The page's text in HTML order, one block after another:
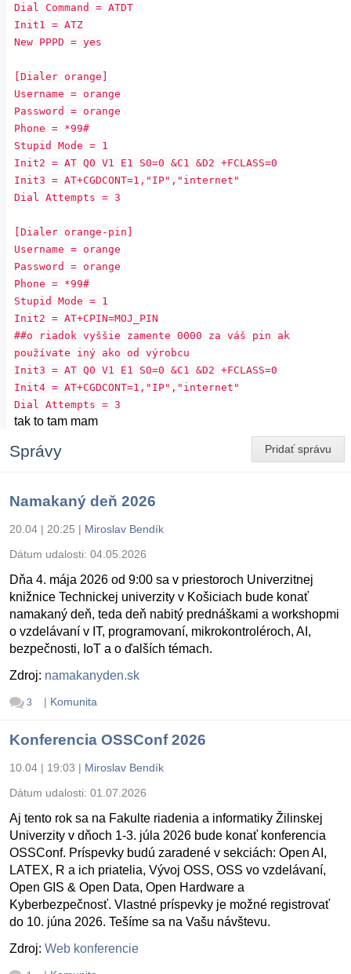
Dial Command = ATDT
Init1 = ATZ
New PPPD = yes
[Dialer orange]
Username = orange
Password = orange
Phone = *99#
Stupid Mode = 1
Init2 = AT Q0 V1 E1 S0=0 &C1 &D2 +FCLASS=0
Init3 = AT+CGDCONT=1,"IP","internet"
Dial Attempts = 3
[Dialer orange-pin]
Username = orange
Password = orange
Phone = *99#
Stupid Mode = 1
Init2 = AT+CPIN=MOJ_PIN
##o riadok vyššie zamente 0000 za váš pin ak
používate iný ako od výrobcu
Init3 = AT Q0 V1 E1 S0=0 &C1 &D2 +FCLASS=0
Init4 = AT+CGDCONT=1,"IP","internet"
Dial Attempts = 3
tak to tam mam
Pridať správu
Správy
Namakaný deň 2026
20.04 | 20:25 | Miroslav Bendík
Dátum udalosti: 04.05.2026
Dňa 4. mája 2026 od 9:00 sa v priestoroch Univerzitnej
knižnice Technickej univerzity v Košiciach bude konať
namakaný deň, teda deň nabitý prednáškami a workshopmi
o vzdelávaní v IT, programovaní, mikrokontroléroch, AI,
bezpečnosti, IoT a o ďalších témach.
Zdroj: namakanyden.sk
3 | Komunita
Konferencia OSSConf 2026
10.04 | 19:03 | Miroslav Bendík
Dátum udalosti: 01.07.2026
Aj tento rok sa na Fakulte riadenia a informatiky Žilinskej
Univerzity v dňoch 1-3. júla 2026 bude konať konferencia
OSSConf. Príspevky budú zaradené v sekciách: Open AI,
LATEX, R a ich priatelia, Vývoj OSS, OSS vo vzdelávaní,
Open GIS & Open Data, Open Hardware a
Kyberbezpečnosť. Vlastné príspevky je možné registrovať
do 10. júna 2026. Tešíme sa na Vašu návštevu.
Zdroj: Web konferencie